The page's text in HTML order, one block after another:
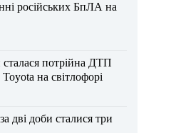
російських БпЛА на
сталася потрійна ДТП
на світлофорі
дві доби сталися три